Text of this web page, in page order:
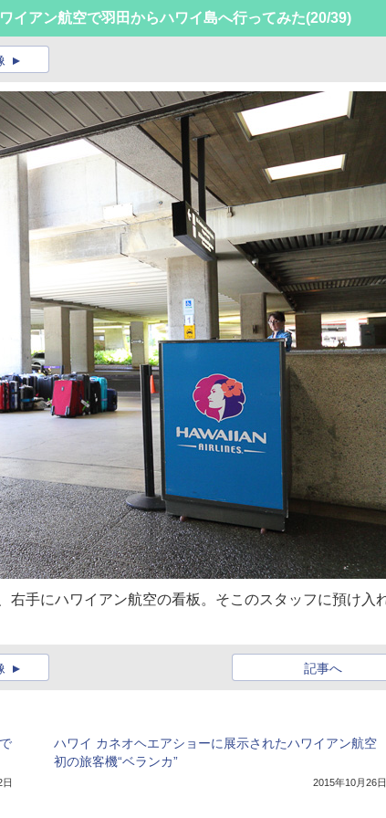
イアン航空で羽田からハワイ島へ行ってみた(20/39)
右手にハワイアン航空の看板。そこのスタッフに預け入
記事へ
ハワイ カネオヘエアショーに展示されたハワイアン航空
初の旅客機“ベランカ”
2015年10月26日